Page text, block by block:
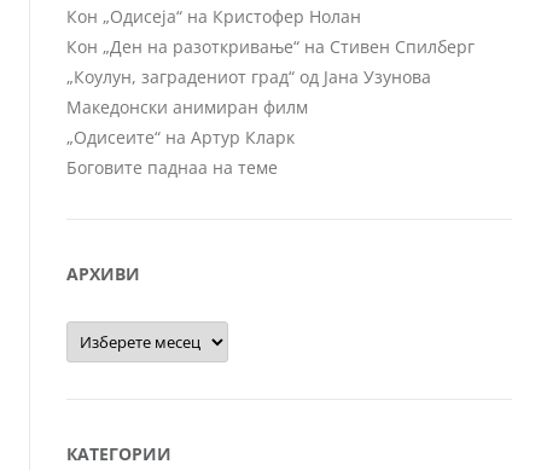
Кон „Одисеја“ на Кристофер Нолан
Кон „Ден на разоткривање“ на Стивен Спилберг
„Коулун, заградениот град“ од Јана Узунова
Македонски анимиран филм
„Одисеите“ на Артур Кларк
Боговите паднаа на теме
АРХИВИ
Архиви
КАТЕГОРИИ